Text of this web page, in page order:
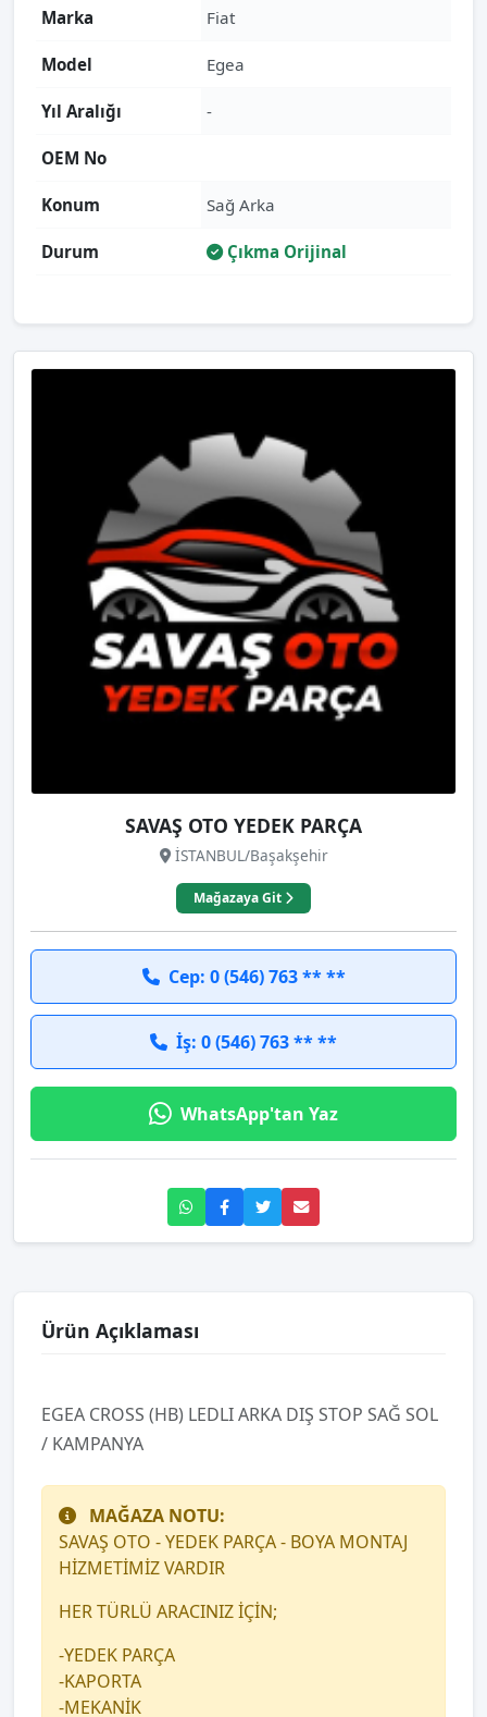
Marka Fiat
Model Egea
Yıl Aralığı -
OEM No
Konum Sağ Arka
Durum Çıkma Orijinal
SAVAŞ OTO YEDEK PARÇA
İSTANBUL/Başakşehir
Mağazaya Git
Cep: 0 (546) 763 ** **
İş: 0 (546) 763 ** **
WhatsApp'tan Yaz
Ürün Açıklaması
EGEA CROSS (HB) LEDLI ARKA DIŞ STOP SAĞ SOL
/ KAMPANYA
MAĞAZA NOTU:
SAVAŞ OTO - YEDEK PARÇA - BOYA MONTAJ
HİZMETİMİZ VARDIR
HER TÜRLÜ ARACINIZ İÇİN;
-YEDEK PARÇA
-KAPORTA
-MEKANİK